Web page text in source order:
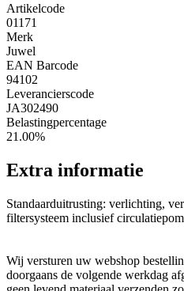
Artikelcode
01171
Merk
Juwel
EAN Barcode
94102
Leverancierscode
JA302490
Belastingpercentage
21.00%
Extra informatie
Standaarduitrusting: verlichting,
filtersysteem inclusief
Wij versturen uw webshop
doorgaans de volgende werkdag